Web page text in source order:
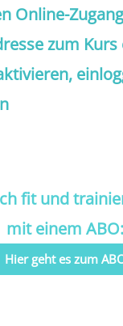
Online-
zum
fit und
mit einem ABO:
Hier geht es zum